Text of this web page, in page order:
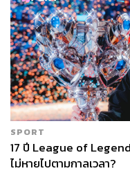
SPORT
17 ปี League of
ไม่หายไปตามกาลเวลา?